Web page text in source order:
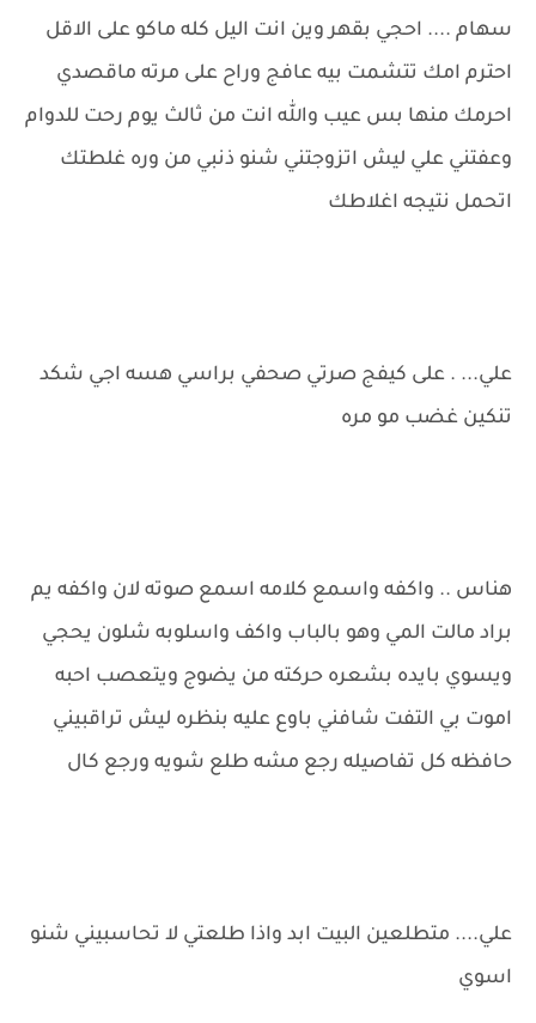
سهام .... احجي بقهر وين انت اليل كله ماكو على الاقل
احترم امك تتشمت بيه عافج وراح على مرته ماقصدي
احرمك منها بس عيب والله انت من ثالث يوم رحت للدوام
وعفتني علي ليش اتزوجتني شنو ذنبي من وره غلطتك
اتحمل نتيجه اغلاطك
علي... . على كيفج صرتي صحفي براسي هسه اجي شكد
تنكين غضب مو مره
هناس .. واكفه واسمع كلامه اسمع صوته لان واكفه يم
براد مالت المي وهو بالباب واكف واسلوبه شلون يحجي
ويسوي بايده بشعره حركته من يضوج ويتعصب احبه
اموت بي التفت شافني باوع عليه بنظره ليش تراقبيني
حافظه كل تفاصيله رجع مشه طلع شويه ورجع كال
علي.... متطلعين البيت ابد واذا طلعتي لا تحاسبيني شنو
اسوي